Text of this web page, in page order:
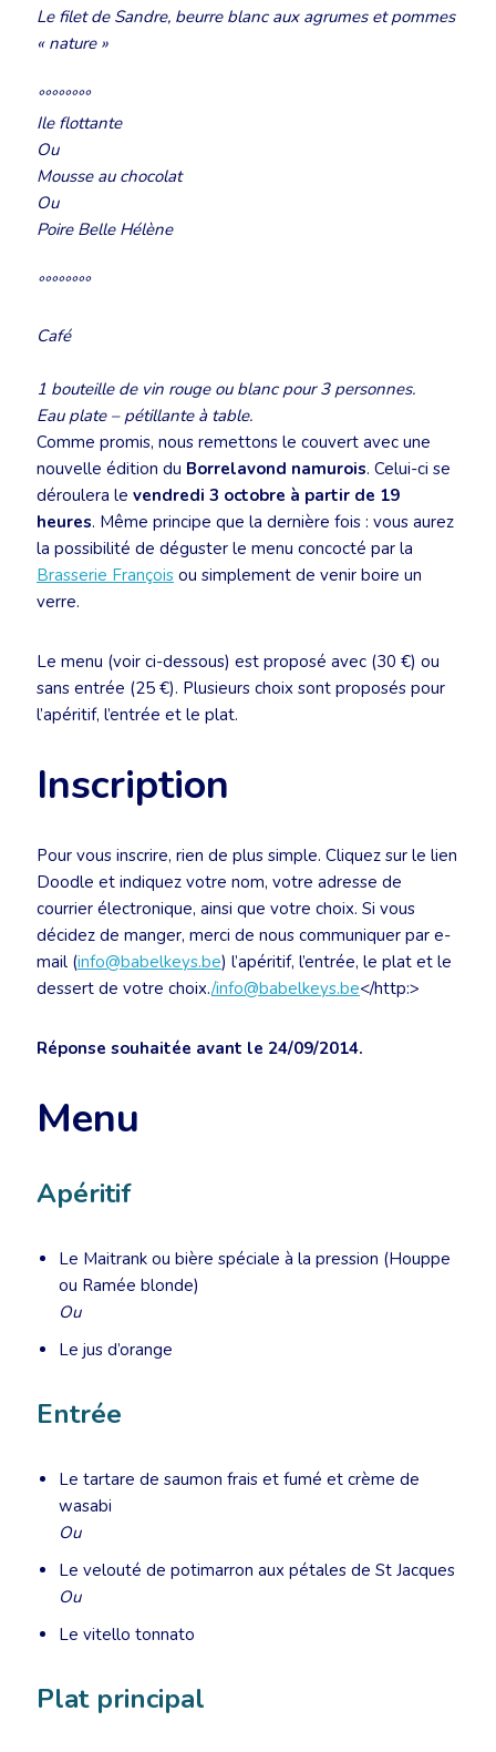
Le filet de Sandre, beurre blanc aux agrumes et pommes
« nature »
°°°°°°°°
Ile flottante
Ou
Mousse au chocolat
Ou
Poire Belle Hélène
°°°°°°°°
Café
1 bouteille de vin rouge ou blanc pour 3 personnes.
Eau plate – pétillante à table.
Comme promis, nous remettons le couvert avec une
nouvelle édition du Borrelavond namurois. Celui-ci se
déroulera le vendredi 3 octobre à partir de 19
heures. Même principe que la dernière fois : vous aurez
la possibilité de déguster le menu concocté par la
Brasserie François ou simplement de venir boire un
verre.
Le menu (voir ci-dessous) est proposé avec (30 €) ou
sans entrée (25 €). Plusieurs choix sont proposés pour
l’apéritif, l’entrée et le plat.
Inscription
Pour vous inscrire, rien de plus simple. Cliquez sur le lien
Doodle et indiquez votre nom, votre adresse de
courrier électronique, ainsi que votre choix. Si vous
décidez de manger, merci de nous communiquer par e-
mail (info@babelkeys.be) l’apéritif, l’entrée, le plat et le
dessert de votre choix./info@babelkeys.be</http:>
Réponse souhaitée avant le 24/09/2014.
Menu
Apéritif
Le Maitrank ou bière spéciale à la pression (Houppe
ou Ramée blonde)
Ou
Le jus d’orange
Entrée
Le tartare de saumon frais et fumé et crème de
wasabi
Ou
Le velouté de potimarron aux pétales de St Jacques
Ou
Le vitello tonnato
Plat principal